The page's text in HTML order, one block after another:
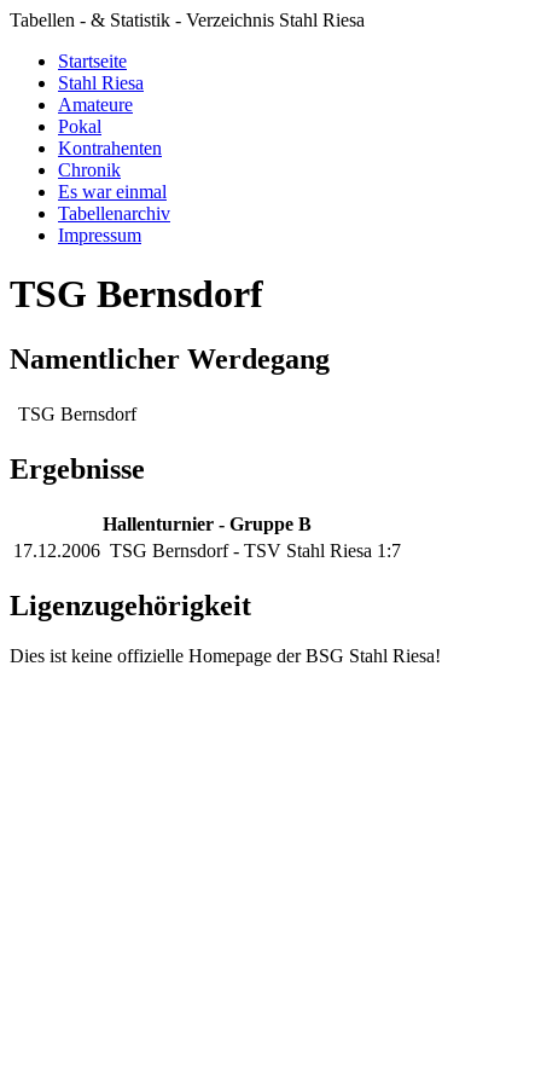
Tabellen - & Statistik - Verzeichnis Stahl Riesa
Startseite
Stahl Riesa
Amateure
Pokal
Kontrahenten
Chronik
Es war einmal
Tabellenarchiv
Impressum
TSG Bernsdorf
Namentlicher Werdegang
TSG Bernsdorf
Ergebnisse
Hallenturnier - Gruppe B
17.12.2006 TSG Bernsdorf - TSV Stahl Riesa 1:7
Ligenzugehörigkeit
Dies ist keine offizielle Homepage der BSG Stahl Riesa!